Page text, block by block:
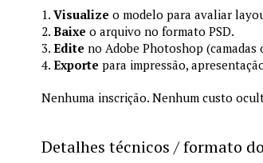
1. Visualize o modelo para avaliar
2. Baixe o arquivo no formato PSD.
3. Edite no Adobe Photoshop (camadas
4. Exporte para impressão,
Nenhuma inscrição. Nenhum custo
Detalhes técnicos / formato